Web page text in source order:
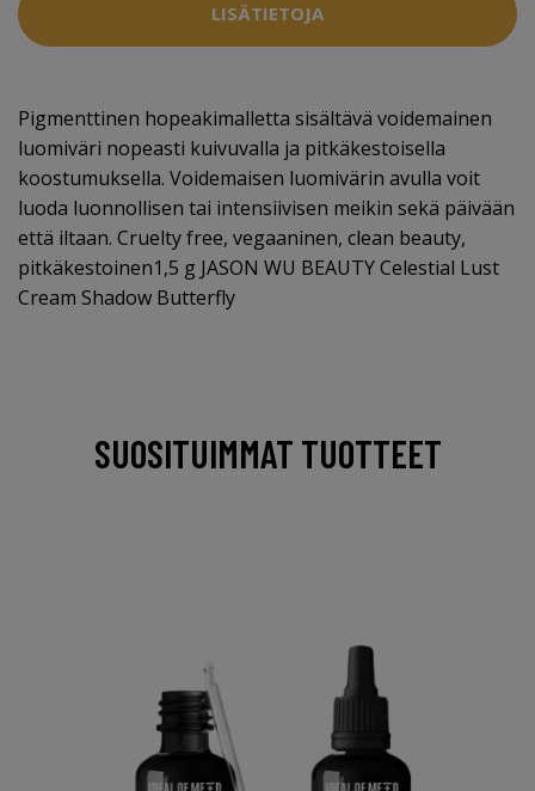
LISÄTIETOJA
Pigmenttinen hopeakimalletta sisältävä voidemainen
luomiväri nopeasti kuivuvalla ja pitkäkestoisella
koostumuksella. Voidemaisen luomivärin avulla voit
luoda luonnollisen tai intensiivisen meikin sekä päivään
että iltaan. Cruelty free, vegaaninen, clean beauty,
pitkäkestoinen1,5 g JASON WU BEAUTY Celestial Lust
Cream Shadow Butterfly
SUOSITUIMMAT TUOTTEET